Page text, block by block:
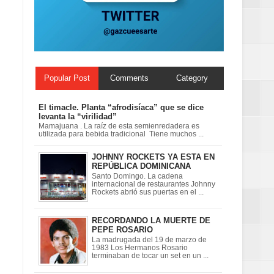
Popular Post Comments Category
El timacle. Planta “afrodisíaca” que se dice
levanta la “virilidad”
Mamajuana . La raíz de esta semienredadera es
utilizada para bebida tradicional Tiene muchos ...
JOHNNY ROCKETS YA ESTA EN
REPÚBLICA DOMINICANA
Santo Domingo. La cadena
internacional de restaurantes Johnny
Rockets abrió sus puertas en el ...
RECORDANDO LA MUERTE DE
PEPE ROSARIO
La madrugada del 19 de marzo de
1983 Los Hermanos Rosario
terminaban de tocar un set en un ...